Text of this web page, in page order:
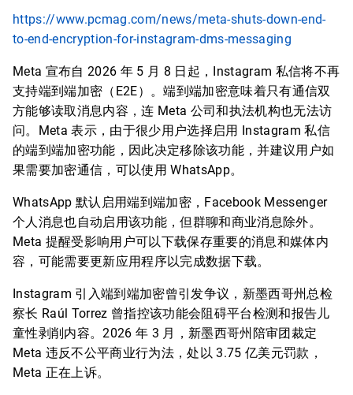
https://www.pcmag.com/news/meta-shuts-down-end-
to-end-encryption-for-instagram-dms-messaging
Meta 宣布自 2026 年 5 月 8 日起，Instagram 私信将不再
支持端到端加密（E2E）。端到端加密意味着只有通信双
方能够读取消息内容，连 Meta 公司和执法机构也无法访
问。Meta 表示，由于很少用户选择启用 Instagram 私信
的端到端加密功能，因此决定移除该功能，并建议用户如
果需要加密通信，可以使用 WhatsApp。
WhatsApp 默认启用端到端加密，Facebook Messenger
个人消息也自动启用该功能，但群聊和商业消息除外。
Meta 提醒受影响用户可以下载保存重要的消息和媒体内
容，可能需要更新应用程序以完成数据下载。
Instagram 引入端到端加密曾引发争议，新墨西哥州总检
察长 Raúl Torrez 曾指控该功能会阻碍平台检测和报告儿
童性剥削内容。2026 年 3 月，新墨西哥州陪审团裁定
Meta 违反不公平商业行为法，处以 3.75 亿美元罚款，
Meta 正在上诉。